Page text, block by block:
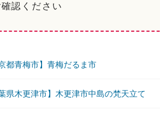
認ください
都青梅市】青梅だるま市
県木更津市】木更津市中島の梵天立て